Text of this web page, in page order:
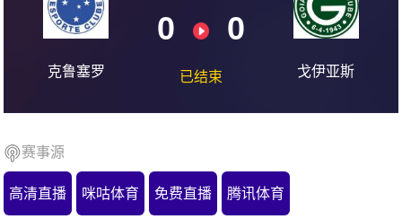
克鲁塞罗
0 0
已结束 戈伊亚斯
赛事源
高清直播 咪咕体育 免费直播 腾讯体育